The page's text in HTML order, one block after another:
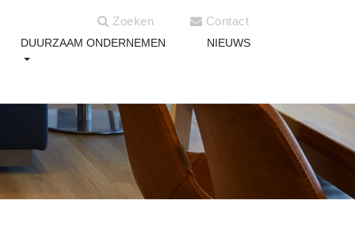
Zoeken Contact
DUURZAAM ONDERNEMEN NIEUWS